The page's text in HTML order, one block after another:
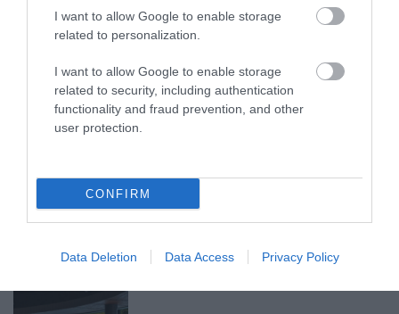
I want to allow Google to enable storage
related to personalization.
I want to allow Google to enable storage
related to security, including authentication
functionality and fraud prevention, and other
user protection.
CONFIRM
Data Deletion Data Access Privacy Policy
AMIKÉRT ÉRDEMES MEGNÉZNI
2026. augusztus 08
TÖBB MINT EGY HÓNAP IS LEHET, MIRE
TANULJ NÉMETÜL OTTHONRÓL: A
2026. augusztus 07 |Promóció